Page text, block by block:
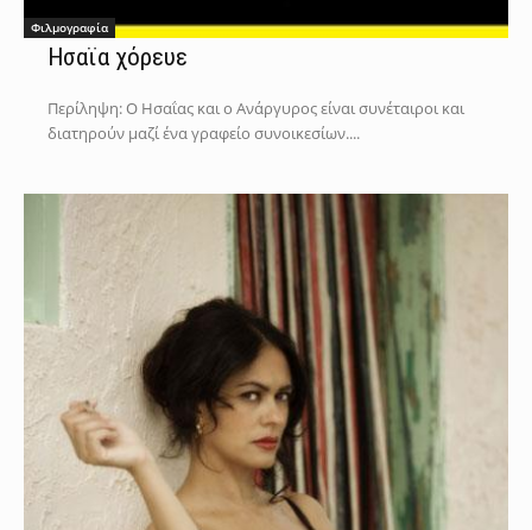
Φιλμογραφία
Ησαϊα χόρευε
Περίληψη: Ο Ησαΐας και ο Ανάργυρος είναι συνέταιροι και
διατηρούν μαζί ένα γραφείο συνοικεσίων....